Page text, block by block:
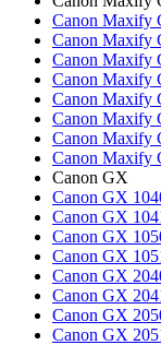
Canon Maxify
Canon Maxify
Canon Maxify
Canon Maxify
Canon Maxify
Canon Maxify
Canon Maxify
Canon Maxify
Canon GX
Canon GX
Canon GX
Canon GX
Canon GX
Canon GX
Canon GX
Canon GX
Canon GX